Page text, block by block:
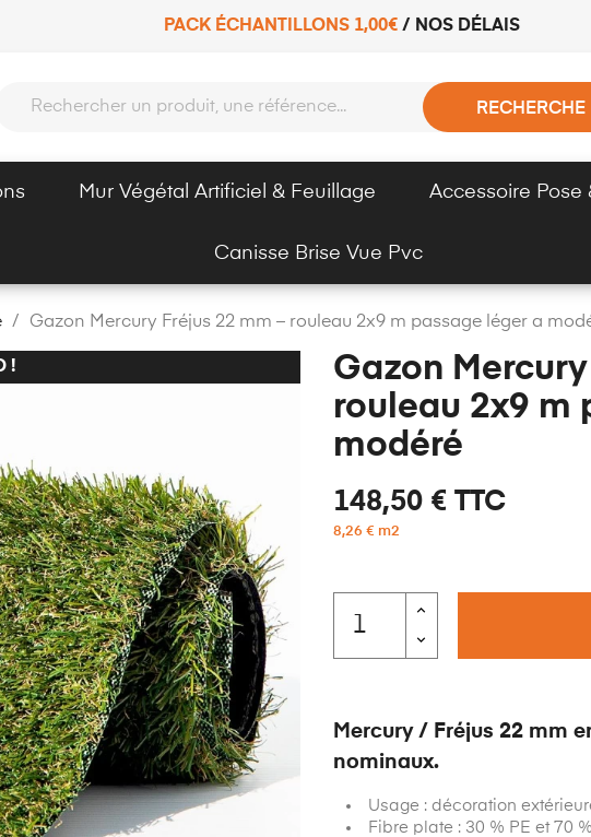
PACK ÉCHANTILLONS 1,00€ / NOS DÉLAIS
RECHERCHE
Mur Végétal Artificiel & Feuillage Accessoire Pose
Canisse Brise Vue Pvc
Gazon Mercury Fréjus 22 mm – rouleau 2x9 m passage léger a
!
Gazon
rouleau 2x9 m
modéré
148,50 € TTC
8,26 € m2
Mercury / Fréjus 22 mm
nominaux.
Usage : décoration
Fibre plate : 30 % PE et 70